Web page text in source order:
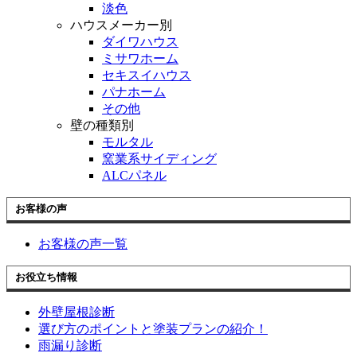
淡色
ハウスメーカー別
ダイワハウス
ミサワホーム
セキスイハウス
パナホーム
その他
壁の種類別
モルタル
窯業系サイディング
ALCパネル
お客様の声
お客様の声一覧
お役立ち情報
外壁屋根診断
選び方のポイントと塗装プランの紹介！
雨漏り診断